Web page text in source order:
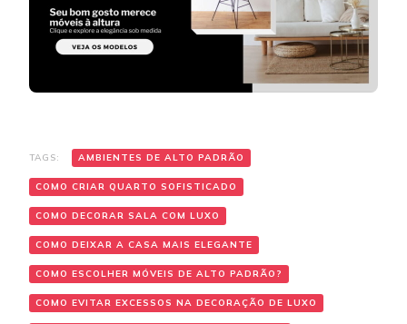
TAGS: AMBIENTES DE ALTO PADRÃO
COMO CRIAR QUARTO SOFISTICADO
COMO DECORAR SALA COM LUXO
COMO DEIXAR A CASA MAIS ELEGANTE
COMO ESCOLHER MÓVEIS DE ALTO PADRÃO?
COMO EVITAR EXCESSOS NA DECORAÇÃO DE LUXO